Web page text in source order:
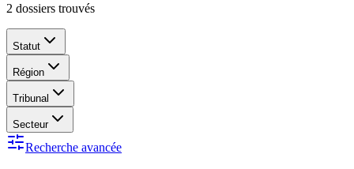
2 dossiers trouvés
Statut
Région
Tribunal
Secteur
Recherche avancée